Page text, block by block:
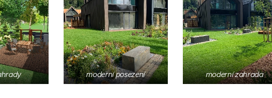
moderní posezení moderní zahrada